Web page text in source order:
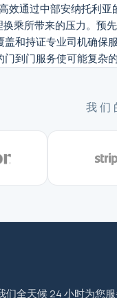
通过中部安纳托利
所带来的压力。预
和持证专业司机确
到门服务使可能复杂
我们
全天候 24 小时为您服